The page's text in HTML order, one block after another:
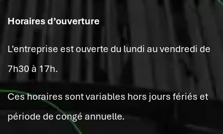
Horaires d’ouverture
L’entreprise est ouverte du lundi au vendredi de
7h30 à 17h.
Ces horaires sont variables hors jours fériés et
période de congé annuelle.